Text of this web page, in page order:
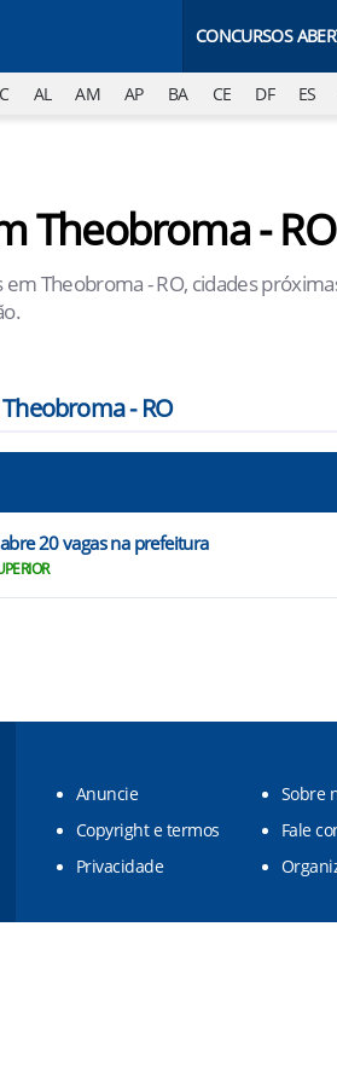
CONCURSOS
AL AM AP BA CE DF ES
Theobroma - RO
Theobroma - RO, cidades
- RO
20 vagas na prefeitura
Anuncie
Sobre
Copyright e termos
Fale
Privacidade